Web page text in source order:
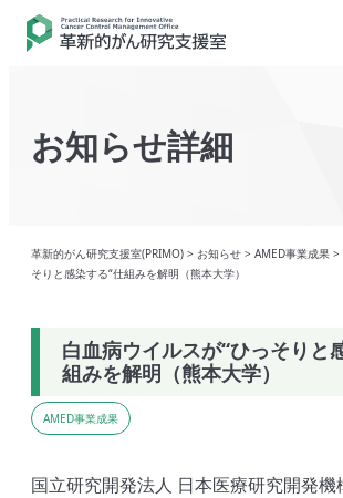
お知らせ詳細
革新的がん研究支援室(PRIMO) > お知らせ > AMED事業成果 >
そりと感染する“仕組みを解明（熊本大学）
白血病ウイルスが“ひっそりと
組みを解明（熊本大学）
AMED事業成果
国立研究開発法人 日本医療研究開発機